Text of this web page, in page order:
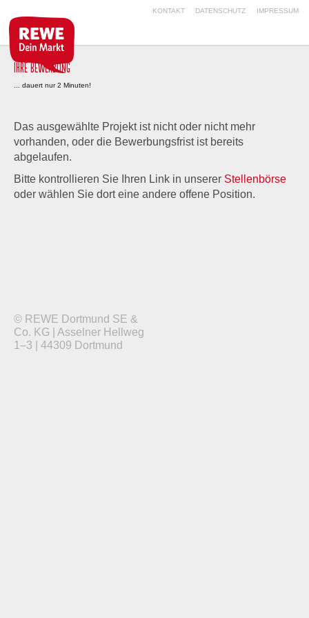
KONTAKT DATENSCHUTZ IMPRESSUM
IHRE BEWERBUNG
... dauert nur 2 Minuten!
Das ausgewählte Projekt ist nicht oder nicht mehr
vorhanden, oder die Bewerbungsfrist ist bereits
abgelaufen.
Bitte kontrollieren Sie Ihren Link in unserer Stellenbörse
oder wählen Sie dort eine andere offene Position.
© REWE Dortmund SE &
Co. KG | Asselner Hellweg
1–3 | 44309 Dortmund